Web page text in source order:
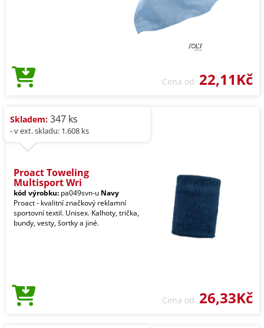
Cena od 22,11Kč
Skladem: 347 ks
- v ext. skladu: 1.608 ks
Proact Toweling
Multisport Wri
kód výrobku: pa049svn-u Navy
Proact - kvalitní značkový reklamní
sportovní textil. Unisex. Kalhoty, trička,
bundy, vesty, šortky a jiné.
Cena od 26,33Kč